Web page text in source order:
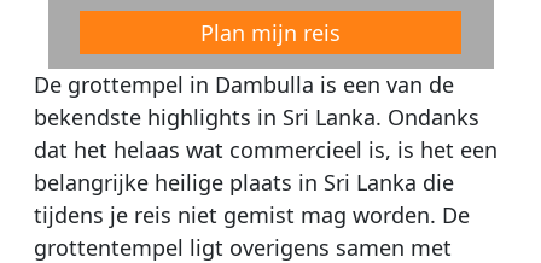
Plan mijn reis
De grottempel in Dambulla is een van de
bekendste highlights in Sri Lanka. Ondanks
dat het helaas wat commercieel is, is het een
belangrijke heilige plaats in Sri Lanka die
tijdens je reis niet gemist mag worden. De
grottentempel ligt overigens samen met